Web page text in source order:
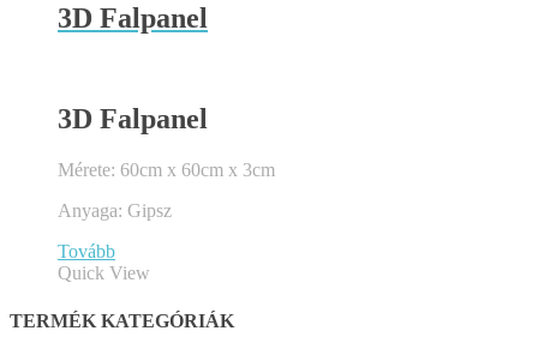
3D Falpanel
3D Falpanel
Mérete: 60cm x 60cm x 3cm
Anyaga: Gipsz
Tovább
Quick View
TERMÉK KATEGÓRIÁK